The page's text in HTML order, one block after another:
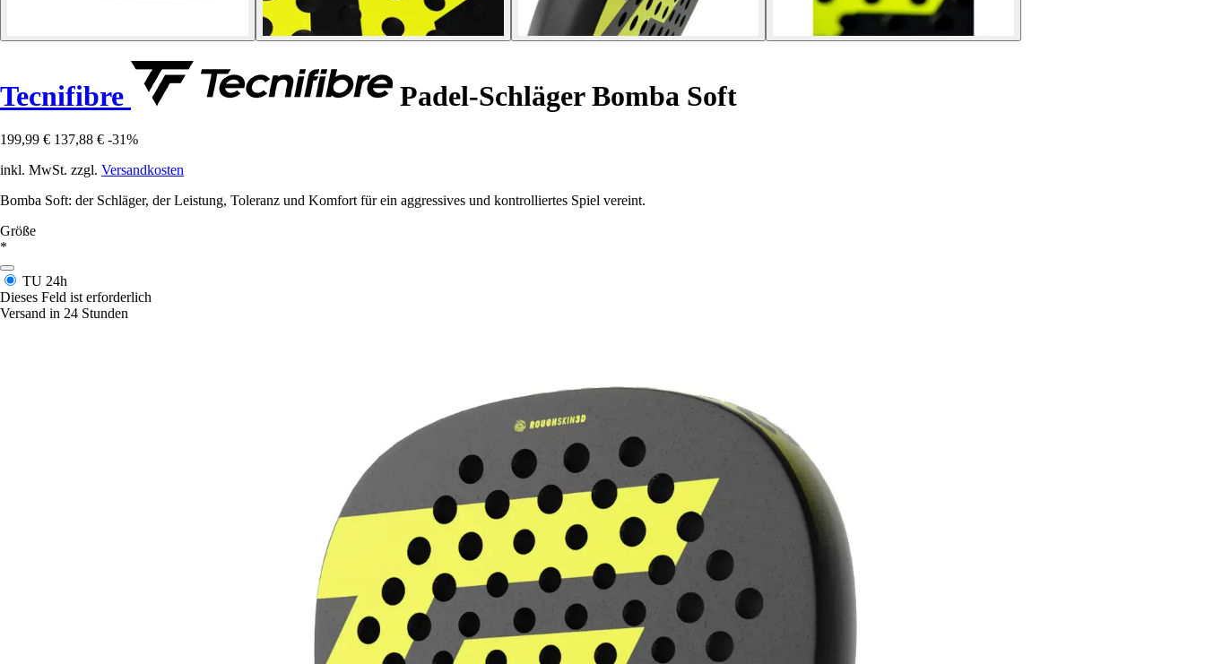
Tecnifibre Padel-Schläger Bomba Soft
199,99 € 137,88 € -31%
inkl. MwSt. zzgl. Versandkosten
Bomba Soft: der Schläger, der Leistung, Toleranz und Komfort für ein aggressives und kontrolliertes Spiel vereint.
Größe
*
TU 24h
Dieses Feld ist erforderlich
Versand in 24 Stunden